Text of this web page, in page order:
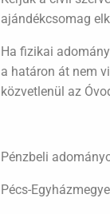
ajándékcsomag
Ha fizikai
a határon át nem
közvetlenül az
Pénzbeli
Pécs-